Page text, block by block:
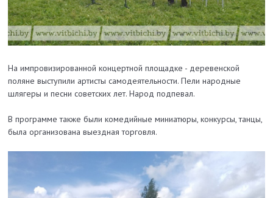
На импровизированной концертной площадке - деревенской
поляне выступили артисты самодеятельности. Пели народные
шлягеры и песни советских лет. Народ подпевал.
В программе также были комедийные миниатюры, конкурсы, танцы,
была организована выездная торговля.